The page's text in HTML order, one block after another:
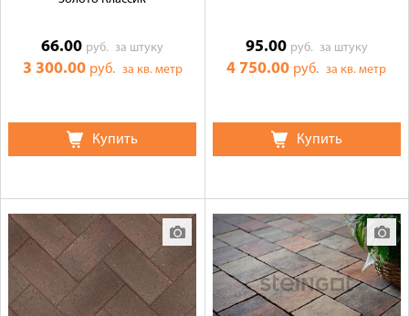
66.00 руб.за штуку
3 300.00 руб. за кв. метр
Купить
95.00 руб. за штуку
4 750.00 руб.за кв. метр
Купить